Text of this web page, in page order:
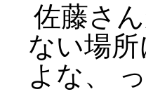
佐藤さ
ない場
よな、